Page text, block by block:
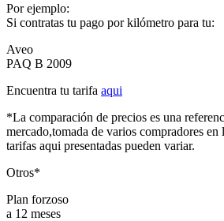
Por ejemplo:
Si contratas tu pago por kilómetro para tu:
Aveo
PAQ B 2009
Encuentra tu tarifa aqui
*La comparación de precios es una
mercado,tomada de varios compradores
tarifas aqui presentadas pueden variar.
Otros*
Plan forzoso
a 12 meses